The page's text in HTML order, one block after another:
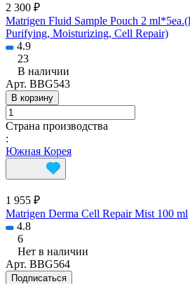
2 300 ₽
Matrigen Fluid Sample Pouch 2
Purifying, Moisturizing, Cell Repair)
4.9
23
В наличии
Арт. BBG543
В корзину
Страна производства
:
Южная Корея
1 955 ₽
Matrigen Derma Cell Repair Mist 100 ml
4.8
6
Нет в наличии
Арт. BBG564
Подписаться